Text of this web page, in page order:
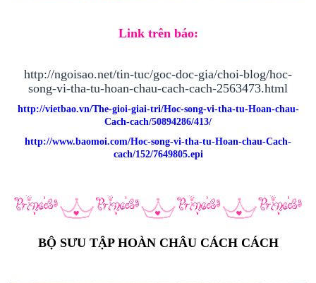
Link trên báo:
http://ngoisao.net/tin-tuc/goc-doc-gia/choi-blog/hoc-
song-vi-tha-tu-hoan-chau-cach-cach-2563473.html
http://vietbao.vn/The-gioi-giai-tri/Hoc-song-vi-tha-tu-Hoan-chau-
Cach-cach/50894286/413/
http://www.baomoi.com/Hoc-song-vi-tha-tu-Hoan-chau-Cach-
cach/152/7649805.epi
BỘ SƯU TẬP HOÀN CHÂU CÁCH CÁCH